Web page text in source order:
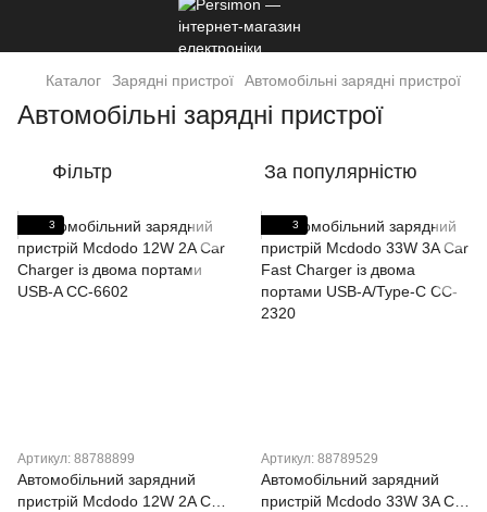
Каталог Зарядні пристрої Автомобільні зарядні пристрої
Автомобільні зарядні пристрої
Фільтр За популярністю
3
Артикул: 88788899
Автомобільний зарядний
пристрій Mcdodo 12W 2A Car
3
Артикул: 88789529
Автомобільний зарядний
пристрій Mcdodo 33W 3A Car